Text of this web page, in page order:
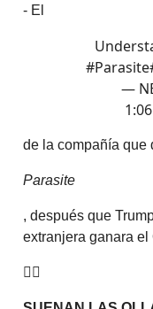
- El
#Parasite
—
de la compañía que
Parasite
, después que
extranjera ganara
🤷‍♂️